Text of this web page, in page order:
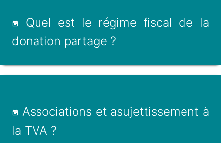
Quel est le régime fiscal de la
donation partage ?
Associations et asujettissement à
la TVA ?